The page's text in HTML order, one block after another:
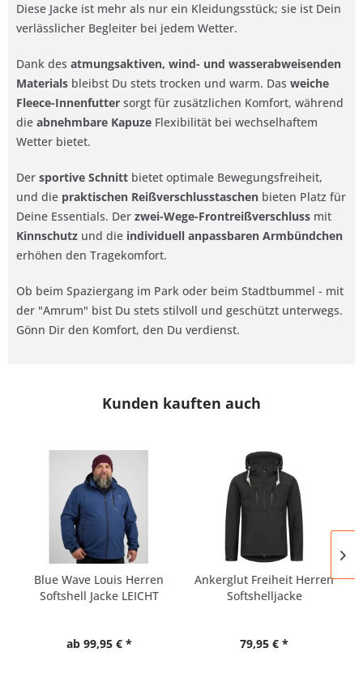
Diese Jacke ist mehr als nur ein Kleidungsstück; sie ist Dein
verlässlicher Begleiter bei jedem Wetter.
Dank des atmungsaktiven, wind- und wasserabweisenden
Materials bleibst Du stets trocken und warm. Das weiche
Fleece-Innenfutter sorgt für zusätzlichen Komfort, während
die abnehmbare Kapuze Flexibilität bei wechselhaftem
Wetter bietet.
Der sportive Schnitt bietet optimale Bewegungsfreiheit,
und die praktischen Reißverschlusstaschen bieten Platz für
Deine Essentials. Der zwei-Wege-Frontreißverschluss mit
Kinnschutz und die individuell anpassbaren Armbündchen
erhöhen den Tragekomfort.
Ob beim Spaziergang im Park oder beim Stadtbummel - mit
der "Amrum" bist Du stets stilvoll und geschützt unterwegs.
Gönn Dir den Komfort, den Du verdienst.
Kunden kauften auch
Blue Wave Louis Herren
Softshell Jacke LEICHT
ab 99,95 € *
Ankerglut Freiheit Herren
Softshelljacke
79,95 € *